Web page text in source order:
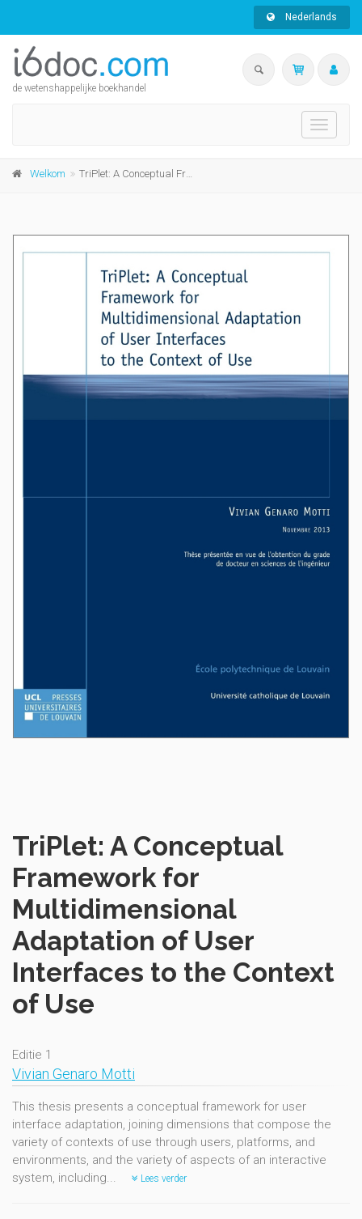
Nederlands
de wetenshappelijke boekhandel
Toggle
Welkom TriPlet: A Conceptual Framework for Multidimensional Adaptation of User Interfaces to the Context of Use
TriPlet: A Conceptual
Framework for
Multidimensional
Adaptation of User
Interfaces to the Context
of Use
Editie 1
Vivian Genaro Motti
This thesis presents a conceptual framework for user
interface adaptation, joining dimensions that compose the
variety of contexts of use through users, platforms, and
environments, and the variety of aspects of an interactive
system, including...
Lees verder